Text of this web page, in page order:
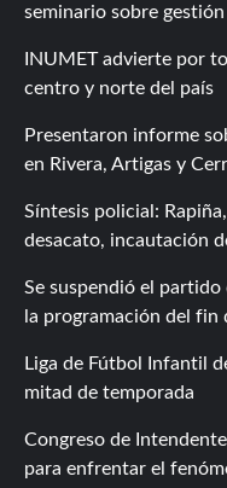
seminario sobre
INUMET advierte por
centro y norte del país
Presentaron informe
en Rivera, Artigas y
Síntesis policial:
desacato, incautación
Se suspendió el
la programación del fin
Liga de Fútbol Infantil
mitad de temporada
Congreso de
para enfrentar el